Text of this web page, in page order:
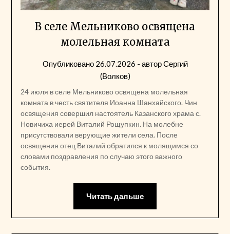
В селе Мельниково освящена
молельная комната
Опубликовано 26.07.2026 - авторСергий
(Волков)
24 июля в селе Мельниково освящена молельная
комната в честь святителя Иоанна Шанхайского. Чин
освящения совершил настоятель Казанского храма с.
Новичиха иерей Виталий Рощупкин. На молебне
присутствовали верующие жители села. После
освящения отец Виталий обратился к молящимся со
словами поздравления по случаю этого важного
события.
Читать дальше